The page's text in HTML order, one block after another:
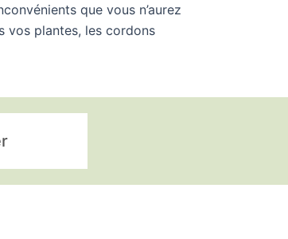
que vous n’aurez
vos plantes, les cordons